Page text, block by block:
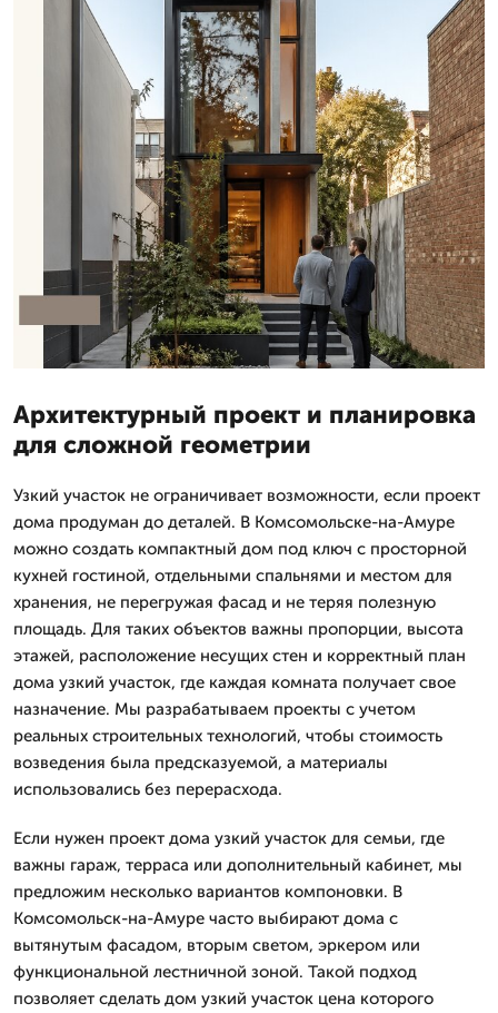
Архитектурный проект и планировка
для сложной геометрии
Узкий участок не ограничивает возможности, если проект
дома продуман до деталей. В Комсомольске-на-Амуре
можно создать компактный дом под ключ с просторной
кухней гостиной, отдельными спальнями и местом для
хранения, не перегружая фасад и не теряя полезную
площадь. Для таких объектов важны пропорции, высота
этажей, расположение несущих стен и корректный план
дома узкий участок, где каждая комната получает свое
назначение. Мы разрабатываем проекты с учетом
реальных строительных технологий, чтобы стоимость
возведения была предсказуемой, а материалы
использовались без перерасхода.
Если нужен проект дома узкий участок для семьи, где
важны гараж, терраса или дополнительный кабинет, мы
предложим несколько вариантов компоновки. В
Комсомольск-на-Амуре часто выбирают дома с
вытянутым фасадом, вторым светом, эркером или
функциональной лестничной зоной. Такой подход
позволяет сделать дом узкий участок цена которого